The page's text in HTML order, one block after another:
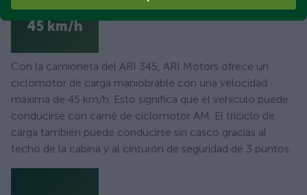
45 km/h
Con la camioneta del ARI 345, ARI Motors ofrece un
ciclomotor de carga maniobrable con una velocidad
máxima de 45 km/h. Esto significa que el vehículo puede
conducirse con carné de ciclomotor AM. El triciclo de
carga también puede conducirse sin casco gracias al
techo de la cabina y al cinturón de seguridad de 3 puntos.